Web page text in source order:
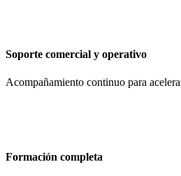
Soporte comercial y operativo
Acompañamiento continuo para
Formación completa